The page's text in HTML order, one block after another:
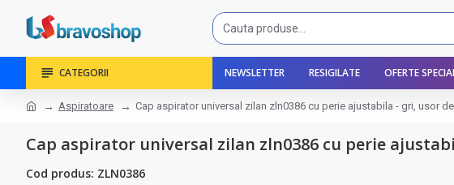
CATEGORII NEWSLETTER RESIGILATE OFERTE
Aspiratoare Cap aspirator universal zilan zln0386 cu perie ajustabila - gri, usor
Cap aspirator universal zilan zln0386 cu perie
Cod produs: ZLN0386